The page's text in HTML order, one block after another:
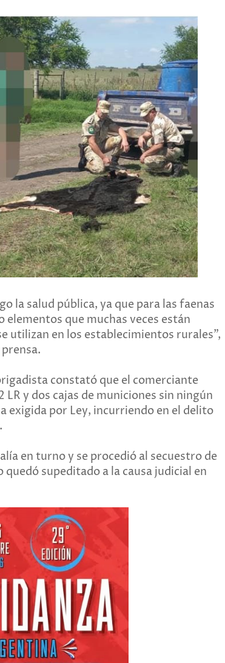
la salud pública, ya que para las faenas
elementos que muchas veces están
utilizan en los establecimientos rurales",
constató que el comerciante
y dos cajas de municiones sin ningún
exigida por Ley, incurriendo en el delito
en turno y se procedió al secuestro de
supeditado a la causa judicial en